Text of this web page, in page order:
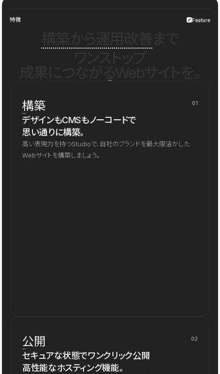
特徴 Feature
構築 01
デザインもCMSもノーコードで
思い通りに構築。
高い表現力を持つStudioで、自社のブランドを最大限活かした
Webサイトを構築しましょう。
公開 02
セキュアな状態でワンクリック公開
高性能なホスティング機能。